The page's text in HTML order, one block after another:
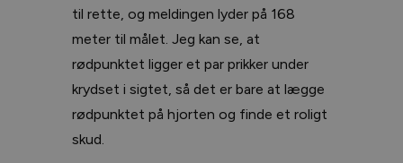
til rette, og meldingen lyder på 168
meter til målet. Jeg kan se, at
rødpunktet ligger et par prikker under
krydset i sigtet, så det er bare at lægge
rødpunktet på hjorten og finde et roligt
skud.